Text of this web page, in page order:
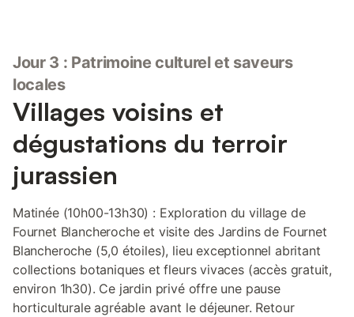
Jour 3 : Patrimoine culturel et saveurs
locales
Villages voisins et
dégustations du terroir
jurassien
Matinée (10h00-13h30) : Exploration du village de
Fournet Blancheroche et visite des Jardins de Fournet
Blancheroche (5,0 étoiles), lieu exceptionnel abritant
collections botaniques et fleurs vivaces (accès gratuit,
environ 1h30). Ce jardin privé offre une pause
horticulturale agréable avant le déjeuner. Retour